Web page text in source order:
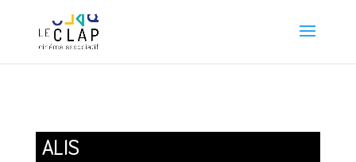
ALIS